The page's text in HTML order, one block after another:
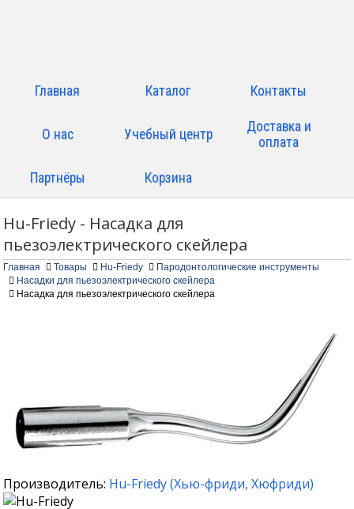
Главная Каталог Контакты
О нас Учебный центр
Доставка и
оплата
Партнёры Корзина
Hu-Friedy - Насадка для
пьезоэлектрического скейлера
Главная Товары Hu-Friedy
Пародонтологические инструменты
Насадки для пьезоэлектрического скейлера
Насадка для пьезоэлектрического скейлера
Производитель: Hu-Friedy(Хью-фриди,Хюфриди)